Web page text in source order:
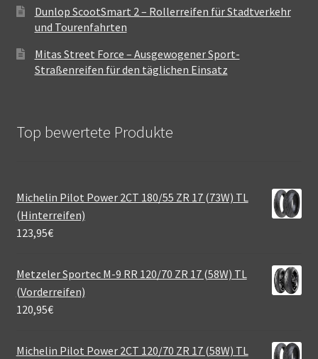
Dunlop ScootSmart 2 – Rollerreifen für Stadtverkehr
und Tourenfahrten
Mitas Street Force – Ausgewogener Sport-
Straßenreifen für den täglichen Einsatz
Top bewertete Produkte
Michelin Pilot Power 2CT 180/55 ZR 17 (73W) TL
(Hinterreifen)
123,95€
Metzeler Sportec M-9 RR 120/70 ZR 17 (58W) TL
(Vorderreifen)
120,95€
Michelin Pilot Power 2CT 120/70 ZR 17 (58W) TL